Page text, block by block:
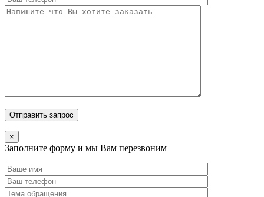
×
Заполните форму и мы Вам перезвоним